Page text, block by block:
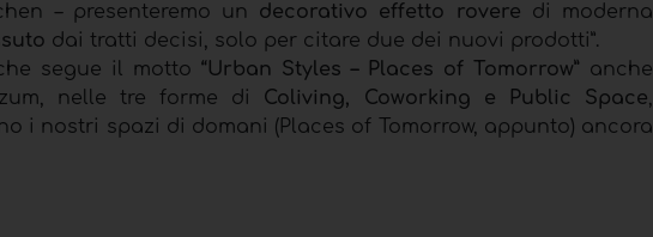
– presenteremo un decorativo effetto rovere di moderna
dai tratti decisi, solo per citare due dei nuovi prodotti”.
segue il motto “Urban Styles – Places of Tomorrow” anche
nelle tre forme di Coliving, Coworking e Public Space,
i nostri spazi di domani (Places of Tomorrow, appunto) ancora